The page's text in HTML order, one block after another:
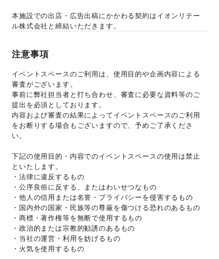
本施設での出店・広告出稿にかかわる契約はイオンリテー
ル株式会社と締結いただきます。
注意事項
イベントスペースのご利用は、使用目的や企画内容による
審査がございます。
事前に弊社担当者と打ち合わせ、審査に必要な資料等のご
提出を必須としております。
内容および審査の結果によってイベントスペースのご利用
をお断りする場合もございますので、予めご了承くださ
い。
下記の使用目的・内容でのイベントスペースの使用は禁止
といたします。
・法律に違反するもの
・公序良俗に反する、またはわいせつなもの
・他人の信用または名誉・プライバシーを侵害するもの
・国内外の国家・民族等の尊厳を傷つける恐れのあるもの
・商標・著作権等を無断で使用するもの
・政治的または宗教的勧誘のあるもの
・当社の運営・利用を妨げるもの
・火気を使用するもの